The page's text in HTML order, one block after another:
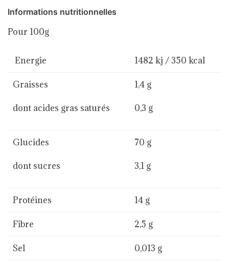
Informations nutritionnelles
Pour 100g
Energie 1482 kj / 350 kcal
Graisses
dont acides gras saturés
1,4 g
0,3 g
Glucides
dont sucres
70 g
3,1 g
Protéines 14 g
Fibre 2,5 g
Sel 0,013 g